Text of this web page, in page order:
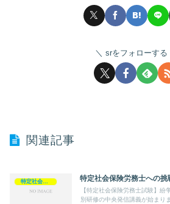
srをフォローする
関連記事
特定社会保険労務士 特定社会保険労務士への挑
【特定社会保険労務士試験】
別研修の中央発信講義が始まり